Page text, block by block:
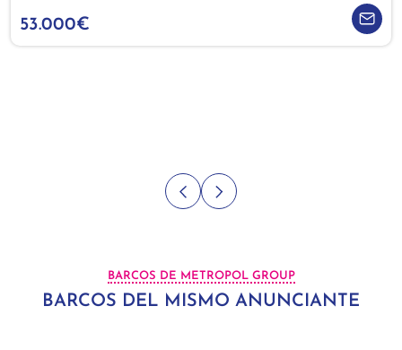
53.000€
BARCOS DE METROPOL GROUP
BARCOS DEL MISMO ANUNCIANTE